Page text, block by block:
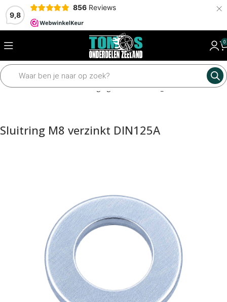
9,8
856 Reviews ×
0
Home Framedelen Bevestiging materiaal Ringen
Sluitring M8 verzinkt DIN125A